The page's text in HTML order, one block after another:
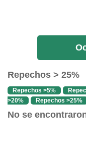
Repechos > 25%
Repechos >5%
>20%
Repechos >25%
No se